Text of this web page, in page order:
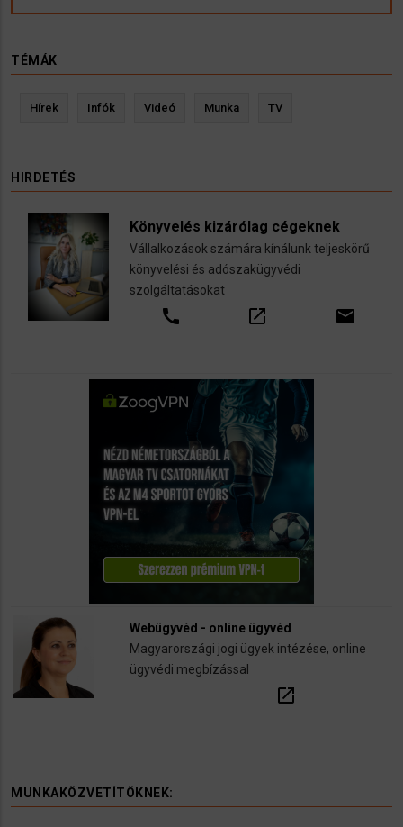
TÉMÁK
Hírek Infók Videó Munka TV
HIRDETÉS
Könyvelés kizárólag cégeknek
Vállalkozások számára kínálunk teljeskörű
könyvelési és adószakügyvédi
szolgáltatásokat
call open_in_new email
Webügyvéd - online ügyvéd
Magyarországi jogi ügyek intézése, online
ügyvédi megbízással
open_in_new
MUNKAKÖZVETÍTÖKNEK: